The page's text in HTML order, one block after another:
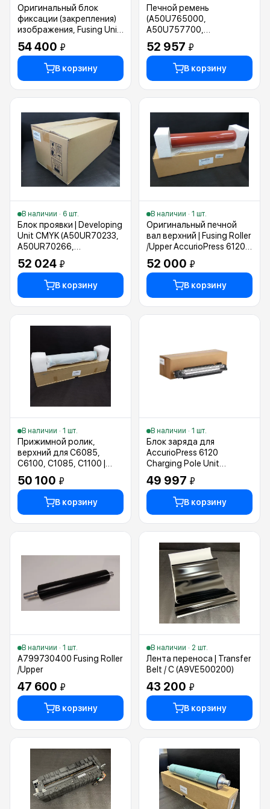
Оригинальный блок
фиксации (закрепления)
изображения, Fusing Unit
(печка) (A79MR70333)
54 400 ₽
В корзину
Печной ремень
(A50U765000,
A50U757700,
A50U734000,
A57V720211)
52 957 ₽
В корзину
В наличии · 6 шт.
Блок проявки | Developing
Unit CMYK (A50UR70233,
A50UR70266,
A50UR70277)
52 024 ₽
В корзину
В наличии · 1 шт.
Оригинальный печной
вал верхний | Fusing Roller
/Upper AccurioPress 6120
(A9JT730400)
52 000 ₽
В корзину
В наличии · 1 шт.
Прижимной ролик,
верхний для C6085,
C6100, C1085, C1100 |
Upper pressure roller
(A5AW720100)
50 100 ₽
В корзину
В наличии · 1 шт.
Блок заряда для
AccurioPress 6120
Charging Pole Unit
(A9JTR71G00)
49 997 ₽
В корзину
В наличии · 1 шт.
A799730400 Fusing Roller
/Upper
47 600 ₽
В корзину
В наличии · 2 шт.
Лента переноса | Transfer
Belt / C (A9VE500200)
43 200 ₽
В корзину